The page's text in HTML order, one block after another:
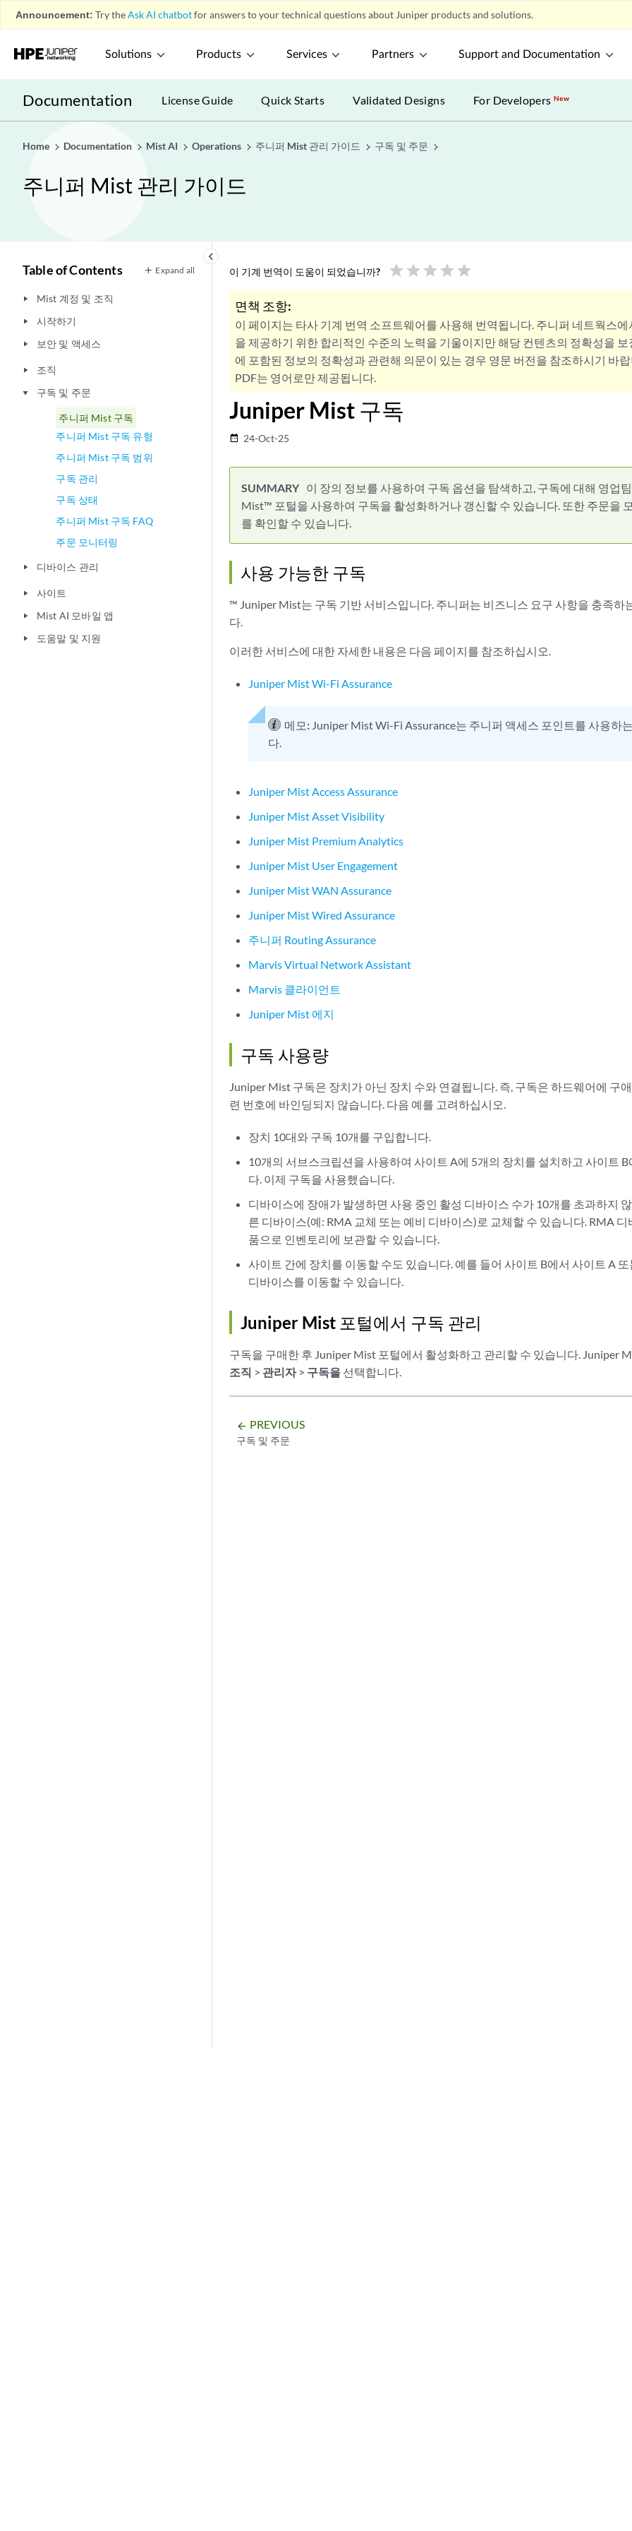
Announcement: Try theAsk AI chatbotfor answers to your technical questions about Juniper products and solutions.
Solutions Products Services Partners Support and Documentation
Documentation License Guide Quick Starts Validated Designs For DevelopersNew
Home Documentation Mist AI Operations 주니퍼 Mist 관리 가이드 구독 및 주문
주니퍼 Mist 관리 가이드
keyboard_arrow_left
Table of Contents Expand all
play_arrow Mist 계정 및 조직
play_arrow 시작하기
play_arrow 보안 및 액세스
play_arrow 조직
play_arrow 구독 및 주문
주니퍼 Mist 구독
주니퍼 Mist 구독 유형
주니퍼 Mist 구독 범위
구독 관리
구독 상태
주니퍼 Mist 구독 FAQ
주문 모니터링
play_arrow 디바이스 관리
play_arrow 사이트
play_arrow Mist AI 모바일 앱
play_arrow 도움말 및 지원
이 기계 번역이 도움이 되었습니까? star star star star star
면책 조항:
이 페이지는 타사 기계 번역 소프트웨어를 사용해 번역됩니다. 주니퍼 네트웍스
을 제공하기 위한 합리적인 수준의 노력을 기울이지만 해당 컨텐츠의 정확성을 보
에 포함된 정보의 정확성과 관련해 의문이 있는 경우 영문 버전을 참조하시기 바
PDF는 영어로만 제공됩니다.
Juniper Mist 구독
date_range 24-Oct-25
이 장의 정보를 사용하여 구독 옵션을 탐색하고, 구독에 대해 영업
Mist™ 포털을 사용하여 구독을 활성화하거나 갱신할 수 있습니다. 또한 주문을
를 확인할 수 있습니다.
사용 가능한 구독
™ Juniper Mist는 구독 기반 서비스입니다. 주니퍼는 비즈니스 요구 사항을 충족하
다.
이러한 서비스에 대한 자세한 내용은 다음 페이지를 참조하십시오.
Juniper Mist Wi-Fi Assurance
메모: Juniper Mist Wi-Fi Assurance는 주니퍼 액세스 포인트를 사용하
다.
Juniper Mist Access Assurance
Juniper Mist Asset Visibility
Juniper Mist Premium Analytics
Juniper Mist User Engagement
Juniper Mist WAN Assurance
Juniper Mist Wired Assurance
주니퍼 Routing Assurance
Marvis Virtual Network Assistant
Marvis 클라이언트
Juniper Mist 에지
구독 사용량
Juniper Mist 구독은 장치가 아닌 장치 수와 연결됩니다. 즉, 구독은 하드웨어에 구
련 번호에 바인딩되지 않습니다. 다음 예를 고려하십시오.
장치 10대와 구독 10개를 구입합니다.
10개의 서브스크립션을 사용하여 사이트 A에 5개의 장치를 설치하고 사이트
다. 이제 구독을 사용했습니다.
디바이스에 장애가 발생하면 사용 중인 활성 디바이스 수가 10개를 초과하지
른 디바이스(예: RMA 교체 또는 예비 디바이스)로 교체할 수 있습니다. RMA
품으로 인벤토리에 보관할 수 있습니다.
사이트 간에 장치를 이동할 수도 있습니다. 예를 들어 사이트 B에서 사이트 A
디바이스를 이동할 수 있습니다.
Juniper Mist 포털에서 구독 관리
구독을 구매한 후 Juniper Mist 포털에서 활성화하고 관리할 수 있습니다. Juniper
조직 > 관리자> 구독을 선택합니다.
arrow_backward PREVIOUS
구독 및 주문